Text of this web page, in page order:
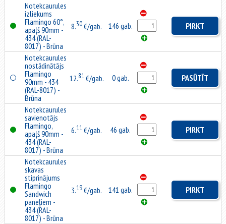
Notekcaurules
izliekums
Flamingo 60°,
apaļš 90mm -
434 (RAL-
8017) - Brūna
8.30€/gab. 146 gab. PIRKT
Notekcaurules
nostādinātājs
Flamingo
90mm - 434
(RAL-8017) -
Brūna
12.81€/gab. 0 gab. PASŪTĪT
Notekcaurules
savienotājs
Flamingo,
apaļš 90mm -
434 (RAL-
8017) - Brūna
6.11€/gab. 46 gab. PIRKT
Notekcaurules
skavas
stiprinājums
Flamingo
Sandwich
paneļiem -
434 (RAL-
8017) - Brūna
3.19€/gab. 141 gab. PIRKT